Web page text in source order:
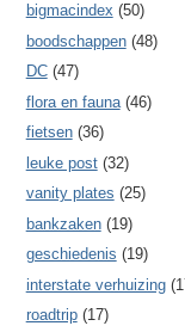
bigmacindex (50)
boodschappen (48)
DC (47)
flora en fauna (46)
fietsen (36)
leuke post (32)
vanity plates (25)
bankzaken (19)
geschiedenis (19)
interstate verhuizing
roadtrip (17)